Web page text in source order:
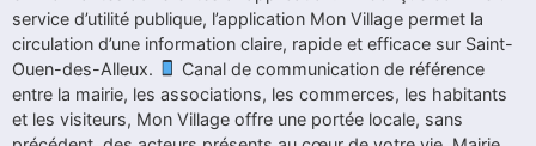
service d’utilité publique, l’application Mon Village permet la
circulation d’une information claire, rapide et efficace sur Saint-
Ouen-des-Alleux.
Canal de communication de référence
entre la mairie, les associations, les commerces, les habitants
et les visiteurs, Mon Village offre une portée locale, sans